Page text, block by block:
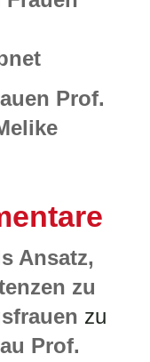
Prof.
Ansatz,
zu
zu
Prof.